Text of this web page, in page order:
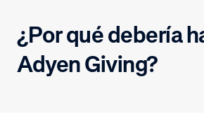
¿Por qué debería
Adyen Giving?